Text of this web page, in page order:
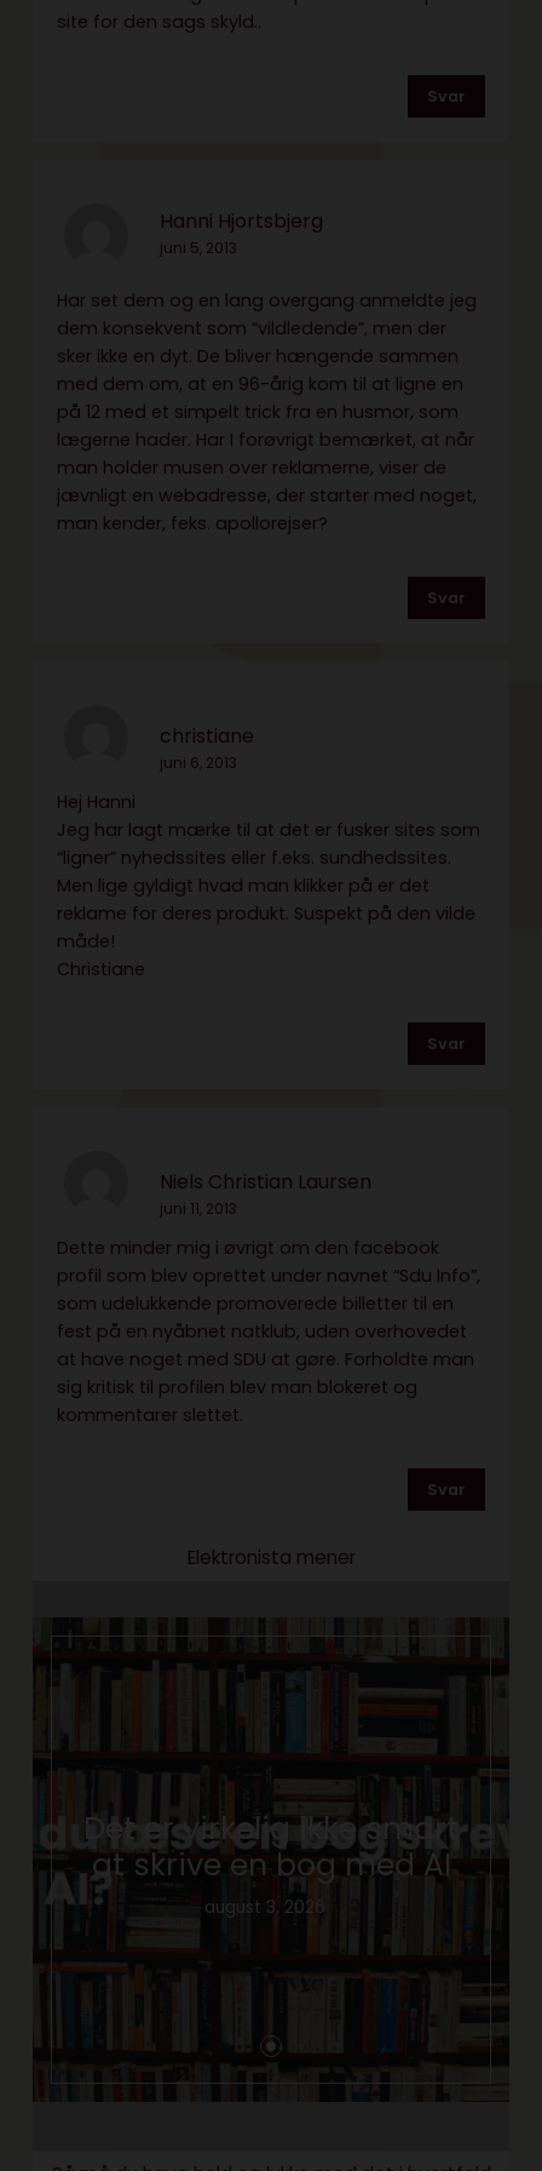
site for den sags skyld..
Svar
Hanni Hjortsbjerg
juni 5, 2013
Har set dem og en lang overgang anmeldte jeg
dem konsekvent som “vildledende”, men der
sker ikke en dyt. De bliver hængende sammen
med dem om, at en 96-årig kom til at ligne en
på 12 med et simpelt trick fra en husmor, som
lægerne hader. Har I forøvrigt bemærket, at når
man holder musen over reklamerne, viser de
jævnligt en webadresse, der starter med noget,
man kender, feks. apollorejser?
Svar
christiane
juni 6, 2013
Hej Hanni
Jeg har lagt mærke til at det er fusker sites som
“ligner” nyhedssites eller f.eks. sundhedssites.
Men lige gyldigt hvad man klikker på er det
reklame for deres produkt. Suspekt på den vilde
måde!
Christiane
Svar
Niels Christian Laursen
juni 11, 2013
Dette minder mig i øvrigt om den facebook
profil som blev oprettet under navnet “Sdu Info”,
som udelukkende promoverede billetter til en
fest på en nyåbnet natklub, uden overhovedet
at have noget med SDU at gøre. Forholdte man
sig kritisk til profilen blev man blokeret og
kommentarer slettet.
Svar
Elektronista mener
Det er virkelig ikke smart
at skrive en bog med AI
august 3, 2026